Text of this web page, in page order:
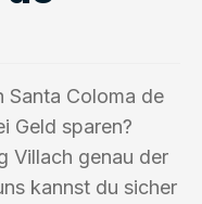
Santa Coloma de
Geld sparen?
Villach genau der
kannst du sicher